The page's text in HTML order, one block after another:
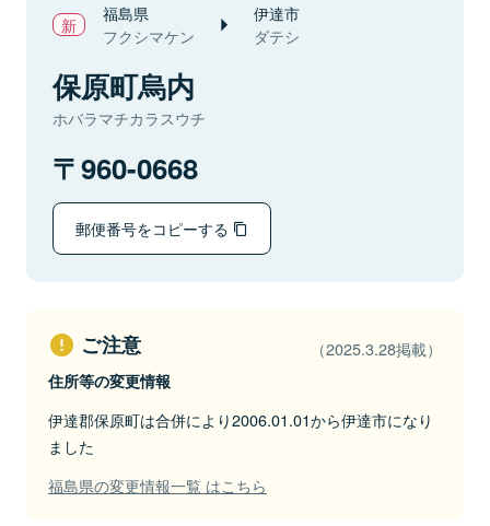
福島県
フクシマケン
伊達市
ダテシ
保原町烏内
ホバラマチカラスウチ
960-0668
郵便番号をコピーする
ご注意 （2025.3.28掲載）
住所等の変更情報
伊達郡保原町は合併により2006.01.01から伊達市になり
ました
福島県の変更情報一覧 はこちら